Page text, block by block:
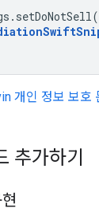
. setDoNotSell(
개인 정보 보호
추가하기